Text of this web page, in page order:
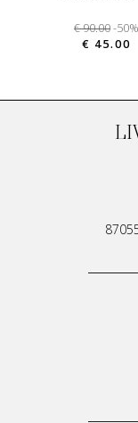
€ 90.00-50%
€ 45.00